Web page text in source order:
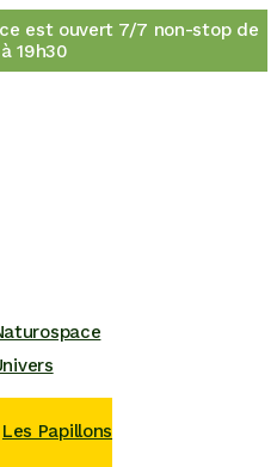
est ouvert 7/7 non-stop de
19h30
Les Papillons